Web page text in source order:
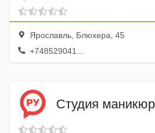
Ярославль, Блюхера, 45
+748529041...
Студия